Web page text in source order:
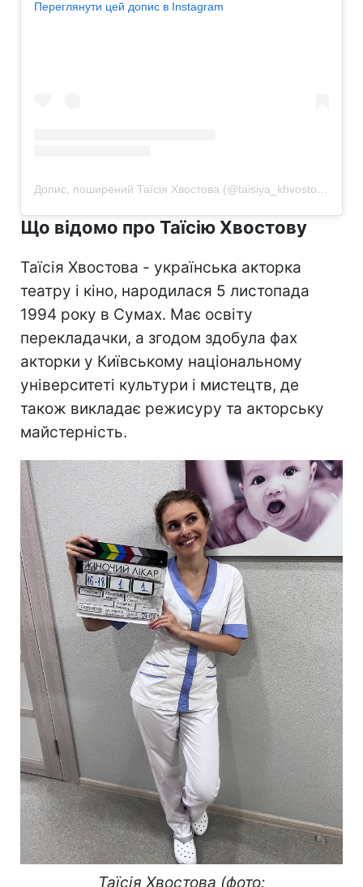
Переглянути цей допис в Instagram
Допис, поширений Таїсія Хвостова (@taisiya_khvostova)
Що відомо про Таїсію Хвостову
Таїсія Хвостова - українська акторка
театру і кіно, народилася 5 листопада
1994 року в Сумах. Має освіту
перекладачки, а згодом здобула фах
акторки у Київському національному
університеті культури і мистецтв, де
також викладає режисуру та акторську
майстерність.
Таїсія Хвостова (фото: